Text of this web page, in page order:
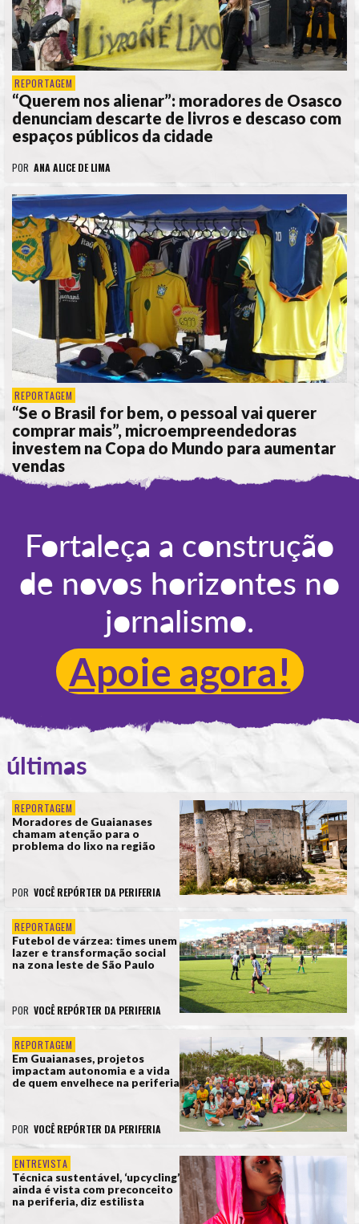
REPORTAGEM
“Querem nos alienar”: moradores de Osasco
denunciam descarte de livros e descaso com
espaços públicos da cidade
POR ANA ALICE DE LIMA
REPORTAGEM
“Se o Brasil for bem, o pessoal vai querer
comprar mais”, microempreendedoras
investem na Copa do Mundo para aumentar
vendas
Fortaleça a construção
de novos horizontes no
jornalismo.
Apoie agora!
últimas
REPORTAGEM
Moradores de Guaianases
chamam atenção para o
problema do lixo na região
POR VOCÊ REPÓRTER DA PERIFERIA
REPORTAGEM
Futebol de várzea: times unem
lazer e transformação social
na zona leste de São Paulo
POR VOCÊ REPÓRTER DA PERIFERIA
REPORTAGEM
Em Guaianases, projetos
impactam autonomia e a vida
de quem envelhece na periferia
POR VOCÊ REPÓRTER DA PERIFERIA
ENTREVISTA
Técnica sustentável, ‘upcycling’
ainda é vista com preconceito
na periferia, diz estilista